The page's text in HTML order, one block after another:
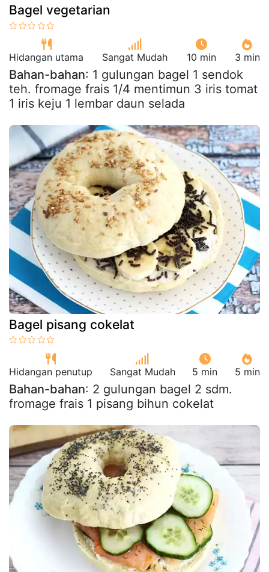
Bagel vegetarian
Hidangan utama Sangat Mudah 10 min 3 min
Bahan-bahan: 1 gulungan bagel 1 sendok
teh. fromage frais 1/4 mentimun 3 iris tomat
1 iris keju 1 lembar daun selada
Bagel pisang cokelat
Hidangan penutup Sangat Mudah 5 min 5 min
Bahan-bahan: 2 gulungan bagel 2 sdm.
fromage frais 1 pisang bihun cokelat